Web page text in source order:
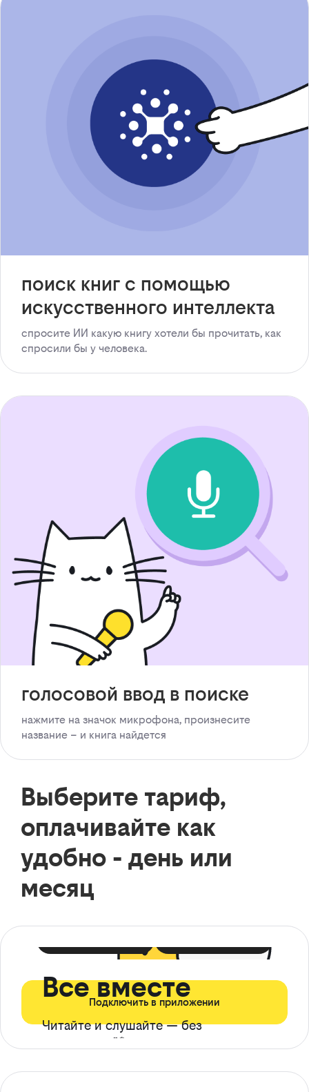
поиск книг с помощью
искусственного интеллекта
спросите ИИ какую книгу хотели бы прочитать, как
спросили бы у человека.
голосовой ввод в поиске
нажмите на значок микрофона, произнесите
название – и книга найдется
Выберите тариф,
оплачивайте как
удобно - день или
месяц
Все вместе
Читайте и слушайте — без
ограничений*
Подключить в приложении